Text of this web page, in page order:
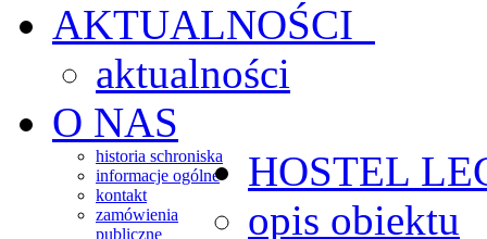
AKTUALNOŚCI
aktualności
O NAS
historia schroniska
informacje ogólne
kontakt
zamówienia
publiczne
HOSTEL
opis obiektu